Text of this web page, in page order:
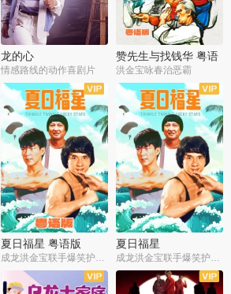
龙的心
情感路线的动作喜剧片
赞先生与找钱华 粤语
版
洪金宝咏春治恶霸
夏日福星 粤语版
成龙洪金宝联手爆笑护美女
夏日福星
成龙洪金宝联手爆笑护美女